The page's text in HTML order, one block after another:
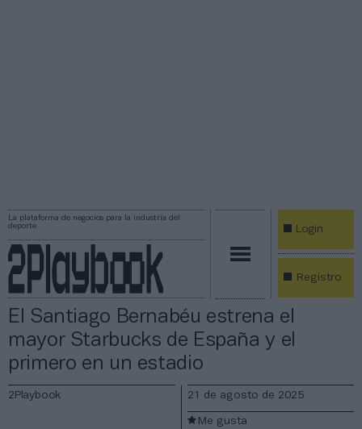
La plataforma de negocios para la industria del
deporte
Login
Registro
El Santiago Bernabéu estrena el
mayor Starbucks de España y el
primero en un estadio
2Playbook 21 de agosto de 2025
Me gusta